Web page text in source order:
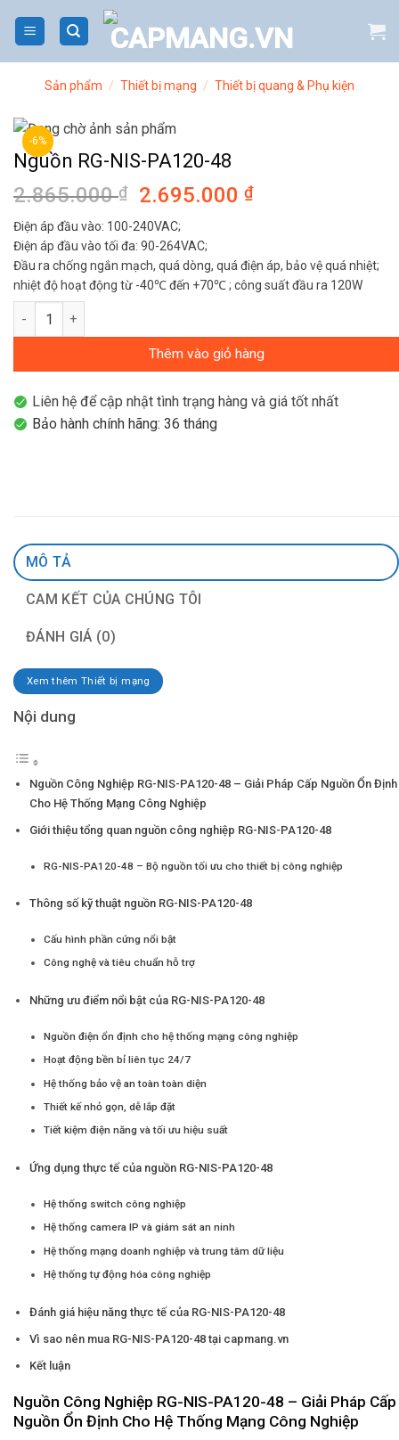
Sản phẩm / Thiết bị mạng / Thiết bị quang & Phụ kiện
-6%
Nguồn RG-NIS-PA120-48
2.865.000₫
Giá
gốc
là:
2.865.000 ₫.
2.695.000₫Giá
là:
2.695.000 ₫.
Điện áp đầu vào: 100-240VAC;
Điện áp đầu vào tối đa: 90-264VAC;
Đầu ra chống ngắn mạch, quá dòng, quá điện áp, bảo vệ quá nhiệt;
nhiệt độ hoạt động từ -40℃ đến +70℃ ; công suất đầu ra 120W
Nguồn RG-NIS-PA120-48 số lượng
Thêm vào giỏ hàng
Liên hệ để cập nhật tình trạng hàng và giá tốt nhất
Bảo hành chính hãng: 36 tháng
MÔ TẢ
CAM KẾT CỦA CHÚNG TÔI
ĐÁNH GIÁ (0)
Xem thêm Thiết bị mạng
Nội dung
Nguồn Công Nghiệp RG-NIS-PA120-48 – Giải Pháp Cấp Nguồn Ổn Định
Cho Hệ Thống Mạng Công Nghiệp
Giới thiệu tổng quan nguồn công nghiệp RG-NIS-PA120-48
RG-NIS-PA120-48 – Bộ nguồn tối ưu cho thiết bị công nghiệp
Thông số kỹ thuật nguồn RG-NIS-PA120-48
Cấu hình phần cứng nổi bật
Công nghệ và tiêu chuẩn hỗ trợ
Những ưu điểm nổi bật của RG-NIS-PA120-48
Nguồn điện ổn định cho hệ thống mạng công nghiệp
Hoạt động bền bỉ liên tục 24/7
Hệ thống bảo vệ an toàn toàn diện
Thiết kế nhỏ gọn, dễ lắp đặt
Tiết kiệm điện năng và tối ưu hiệu suất
Ứng dụng thực tế của nguồn RG-NIS-PA120-48
Hệ thống switch công nghiệp
Hệ thống camera IP và giám sát an ninh
Hệ thống mạng doanh nghiệp và trung tâm dữ liệu
Hệ thống tự động hóa công nghiệp
Đánh giá hiệu năng thực tế của RG-NIS-PA120-48
Vì sao nên mua RG-NIS-PA120-48 tại capmang.vn
Kết luận
Nguồn Công Nghiệp RG-NIS-PA120-48 – Giải Pháp Cấp
Nguồn Ổn Định Cho Hệ Thống Mạng Công Nghiệp